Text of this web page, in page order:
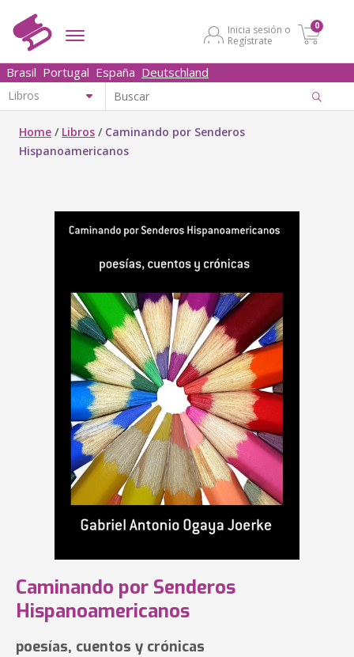
Inicia sesión o
Regístrate
0
Brasil Portugal España Deutschland
Home / Libros / Caminando por Senderos
Hispanoamericanos
Caminando por Senderos
Hispanoamericanos
poesías, cuentos y crónicas